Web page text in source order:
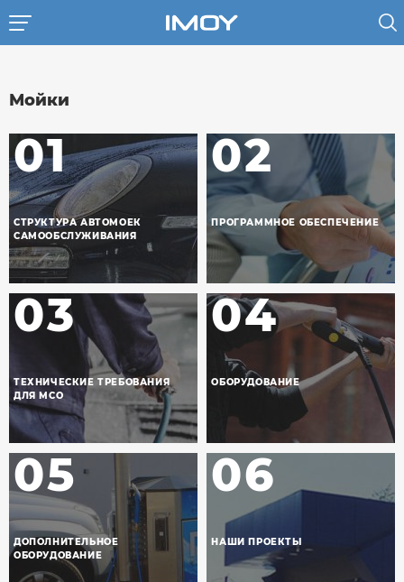
основному
Мойки
01
СТРУКТУРА АВТОМОЕК
САМООБСЛУЖИВАНИЯ
02
ПРОГРАММНОЕ ОБЕСПЕЧЕНИЕ
03
ТЕХНИЧЕСКИЕ ТРЕБОВАНИЯ
ДЛЯ МСО
04
ОБОРУДОВАНИЕ
05
ДОПОЛНИТЕЛЬНОЕ
ОБОРУДОВАНИЕ
06
НАШИ ПРОЕКТЫ